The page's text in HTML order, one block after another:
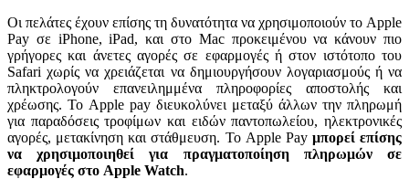
Οι πελάτες έχουν επίσης τη δυνατότητα να χρησιμοποιούν το Apple
Pay σε iPhone, iPad, και στο Mac προκειμένου να κάνουν πιο
γρήγορες και άνετες αγορές σε εφαρμογές ή στον ιστότοπο του
Safari χωρίς να χρειάζεται να δημιουργήσουν λογαριασμούς ή να
πληκτρολογούν επανειλημμένα πληροφορίες αποστολής και
χρέωσης. Το Apple pay διευκολύνει μεταξύ άλλων την πληρωμή
για παραδόσεις τροφίμων και ειδών παντοπωλείου, ηλεκτρονικές
αγορές, μετακίνηση και στάθμευση. Το Apple Pay μπορεί επίσης
να χρησιμοποιηθεί για πραγματοποίηση πληρωμών σε
εφαρμογές στο Apple Watch.